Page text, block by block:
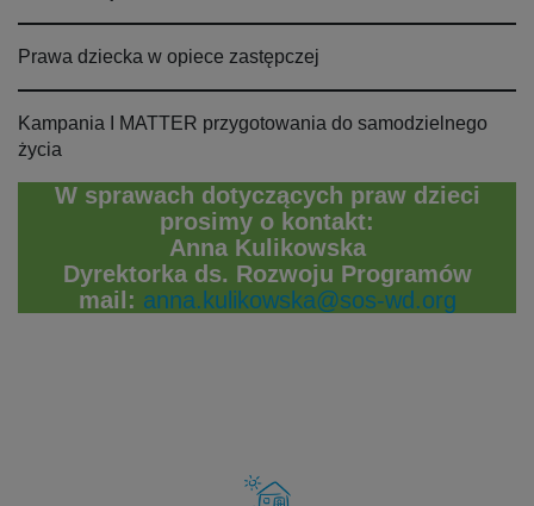
Prawa dziecka w opiece zastępczej
Kampania I MATTER przygotowania do samodzielnego
życia
W sprawach dotyczących praw dzieci
prosimy o kontakt:
Anna Kulikowska
Dyrektorka ds. Rozwoju Programów
mail: anna.kulikowska@sos-wd.org